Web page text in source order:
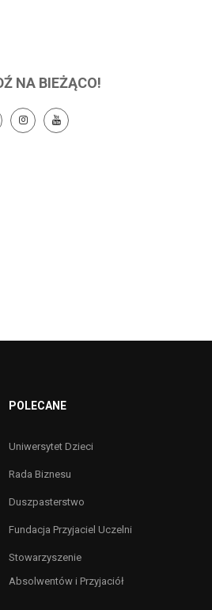
NA BIEŻĄCO!
POLECANE
Uniwersytet Dzieci
Rada Biznesu
Duszpasterstwo
Fundacja Przyjaciel Uczelni
Stowarzyszenie
Absolwentów i Przyjaciół